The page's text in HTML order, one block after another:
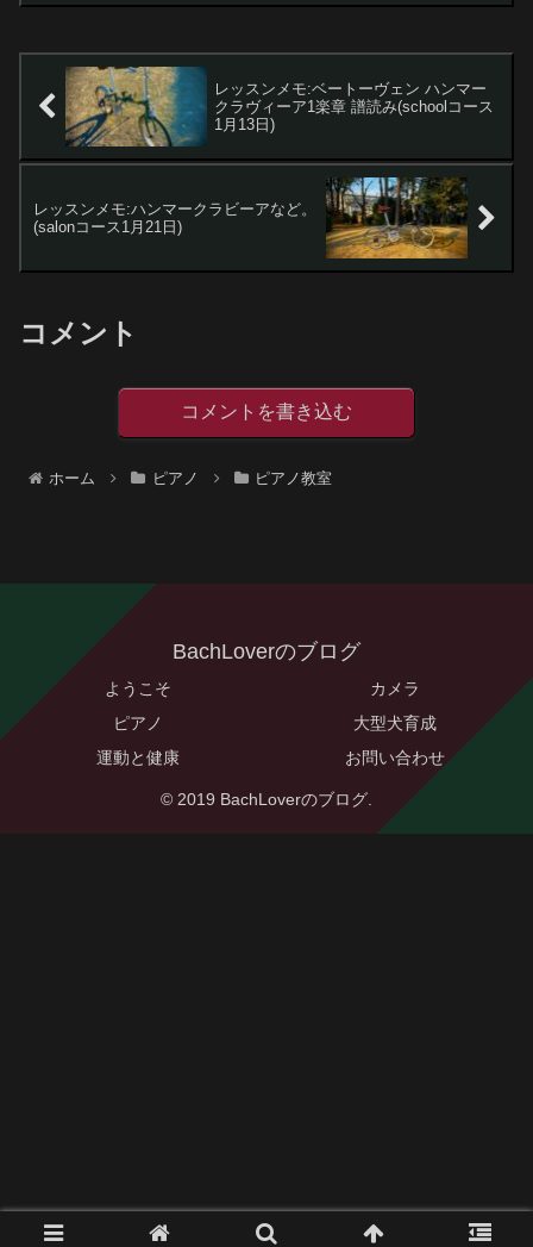
レッスンメモ:ベートーヴェン ハンマー
クラヴィーア1楽章 譜読み(schoolコース
1月13日)
レッスンメモ:ハンマークラビーアなど。
(salonコース1月21日)
コメント
コメントを書き込む
ホーム ピアノ ピアノ教室
BachLoverのブログ
ようこそ
カメラ
ピアノ
大型犬育成
運動と健康
お問い合わせ
© 2019 BachLoverのブログ.